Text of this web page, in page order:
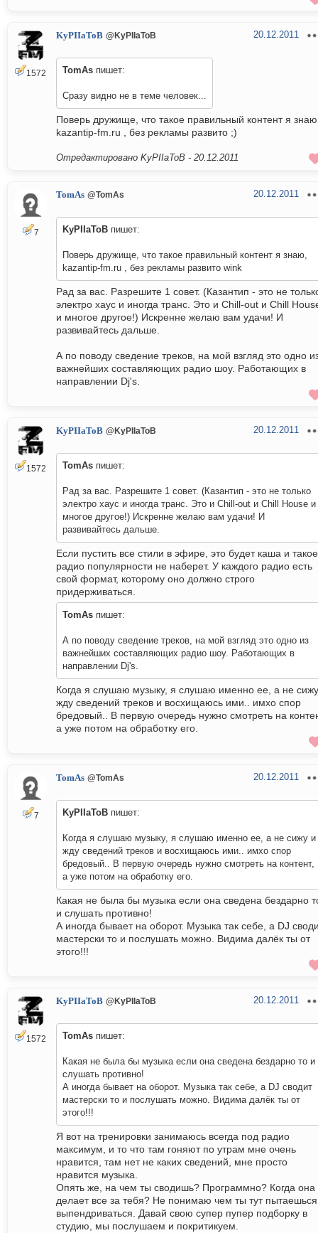
1572
KyPIIaToB @KyPIIaToB 20.12.2011
TomAs пишет:
Сразу видно не в теме человек...
Поверь дружище, что такое правильный контент я
kazantip-fm.ru , без рекламы развито ;)
Отредактировано KyPIIaToB - 20.12.2011
7
TomAs @TomAs 20.12.2011
KyPIIaToB пишет:
Поверь дружище, что такое правильный контент я знаю,
kazantip-fm.ru , без рекламы развито wink
Рад за вас. Разрешите 1 совет. (Казантип - это не
электро хаус и иногда транс. Это и Chill-out и Chill
и многое другое!) Искренне желаю вам удачи! И
развивайтесь дальше.
А по поводу сведение треков, на мой взгляд это одно
важнейших составляющих радио шоу. Работающих в
направлении Dj's.
1572
KyPIIaToB @KyPIIaToB 20.12.2011
TomAs пишет:
Рад за вас. Разрешите 1 совет. (Казантип - это не только
электро хаус и иногда транс. Это и Chill-out и Chill House и
многое другое!) Искренне желаю вам удачи! И
развивайтесь дальше.
Если пустить все стили в эфире, это будет каша и такое
радио популярности не наберет. У каждого радио есть
свой формат, которому оно должно строго
придерживаться.
TomAs пишет:
А по поводу сведение треков, на мой взгляд это одно из
важнейших составляющих радио шоу. Работающих в
направлении Dj's.
Когда я слушаю музыку, я слушаю именно ее, а не
жду сведений треков и восхищаюсь ими.. имхо спор
бредовый.. В первую очередь нужно смотреть на
а уже потом на обработку его.
7
TomAs @TomAs 20.12.2011
KyPIIaToB пишет:
Когда я слушаю музыку, я слушаю именно ее, а не сижу и
жду сведений треков и восхищаюсь ими.. имхо спор
бредовый.. В первую очередь нужно смотреть на контент,
а уже потом на обработку его.
Какая не была бы музыка если она сведена бездарно
и слушать противно!
А иногда бывает на оборот. Музыка так себе, а DJ
мастерски то и послушать можно. Видима далёк ты от
этого!!!
1572
KyPIIaToB @KyPIIaToB 20.12.2011
TomAs пишет:
Какая не была бы музыка если она сведена бездарно то и
слушать противно!
А иногда бывает на оборот. Музыка так себе, а DJ сводит
мастерски то и послушать можно. Видима далёк ты от
этого!!!
Я вот на тренировки занимаюсь всегда под радио
максимум, и то что там гоняют по утрам мне очень
нравится, там нет не каких сведений, мне просто
нравится музыка.
Опять же, на чем ты сводишь? Программно? Когда она
делает все за тебя? Не понимаю чем ты тут пытаешься
выпендриваться. Давай свою супер пупер подборку в
студию, мы послушаем и покритикуем.